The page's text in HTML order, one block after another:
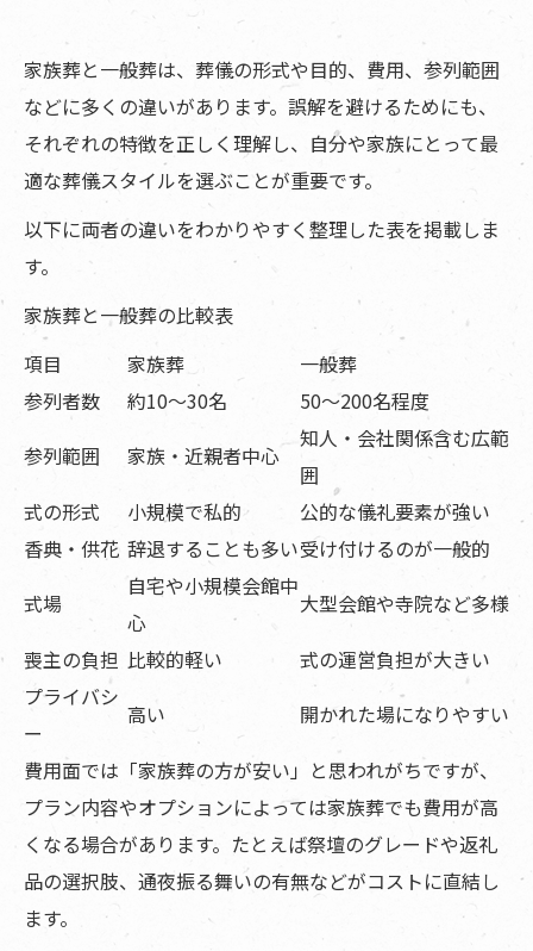
家族葬と一般葬は、葬儀の形式や目的、費用、参列範囲
などに多くの違いがあります。誤解を避けるためにも、
それぞれの特徴を正しく理解し、自分や家族にとって最
適な葬儀スタイルを選ぶことが重要です。
以下に両者の違いをわかりやすく整理した表を掲載しま
す。
家族葬と一般葬の比較表
項目
家族葬
一般葬
参列者数
約10〜30名
50〜200名程度
参列範囲
家族・近親者中心
知人・会社関係含む広範
囲
式の形式
小規模で私的
公的な儀礼要素が強い
香典・供花 辞退することも多い受け付けるのが一般的
式場
自宅や小規模会館中
心
大型会館や寺院など多様
喪主の負担 比較的軽い
式の運営負担が大きい
プライバシ
ー
高い
開かれた場になりやすい
費用面では「家族葬の方が安い」と思われがちですが、
プラン内容やオプションによっては家族葬でも費用が高
くなる場合があります。たとえば祭壇のグレードや返礼
品の選択肢、通夜振る舞いの有無などがコストに直結し
ます。